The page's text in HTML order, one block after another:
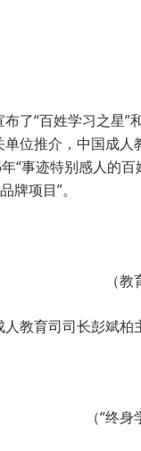
“百姓学习之星”
位推介，中国成
“事迹特别感人的
牌项目”。
（
育司司长彭斌柏
（“终